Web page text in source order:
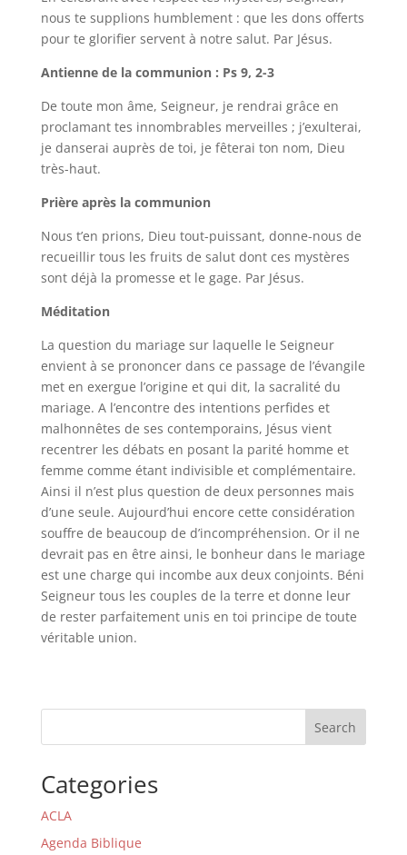
nous te supplions humblement : que les dons offerts
pour te glorifier servent à notre salut. Par Jésus.
Antienne de la communion : Ps 9, 2-3
De toute mon âme, Seigneur, je rendrai grâce en
proclamant tes innombrables merveilles ; j’exulterai,
je danserai auprès de toi, je fêterai ton nom, Dieu
très-haut.
Prière après la communion
Nous t’en prions, Dieu tout-puissant, donne-nous de
recueillir tous les fruits de salut dont ces mystères
sont déjà la promesse et le gage. Par Jésus.
Méditation
La question du mariage sur laquelle le Seigneur
envient à se prononcer dans ce passage de l’évangile
met en exergue l’origine et qui dit, la sacralité du
mariage. A l’encontre des intentions perfides et
malhonnêtes de ses contemporains, Jésus vient
recentrer les débats en posant la parité homme et
femme comme étant indivisible et complémentaire.
Ainsi il n’est plus question de deux personnes mais
d’une seule. Aujourd’hui encore cette considération
souffre de beaucoup de d’incompréhension. Or il ne
devrait pas en être ainsi, le bonheur dans le mariage
est une charge qui incombe aux deux conjoints. Béni
Seigneur tous les couples de la terre et donne leur
de rester parfaitement unis en toi principe de toute
véritable union.
Search
Categories
ACLA
Agenda Biblique